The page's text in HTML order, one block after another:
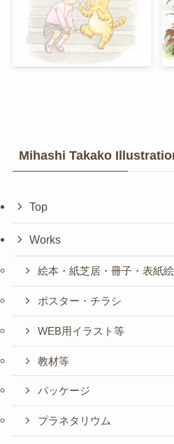
Mihashi Takako
Top
Works
絵本・紙芝居・冊子・表紙
ポスター・チラシ
WEB用イラスト等
教材等
パッケージ
プラネタリウム